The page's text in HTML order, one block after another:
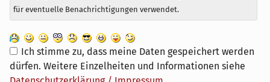
für eventuelle Benachrichtigungen verwendet.
Ich stimme zu, dass meine Daten gespeichert werden
dürfen. Weitere Einzelheiten und Informationen siehe